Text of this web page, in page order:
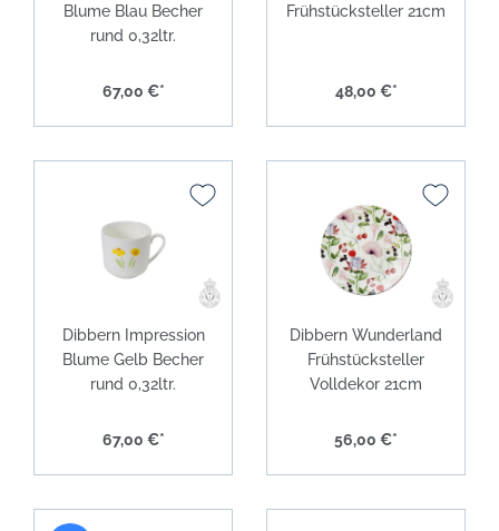
Blume Blau Becher
rund 0,32ltr.
67,00 €*
Frühstücksteller 21cm
48,00 €*
Dibbern Impression
Blume Gelb Becher
rund 0,32ltr.
67,00 €*
Dibbern Wunderland
Frühstücksteller
Volldekor 21cm
56,00 €*